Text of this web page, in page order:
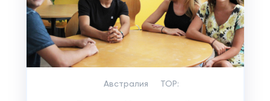
Австралия TOP: